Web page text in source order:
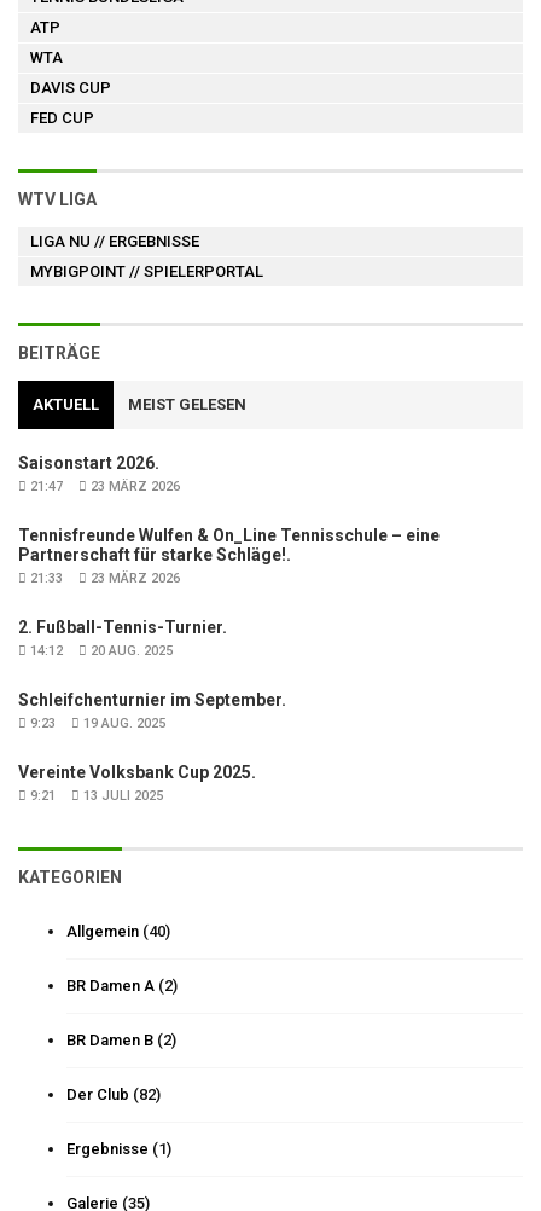
ATP
WTA
DAVIS CUP
FED CUP
WTV LIGA
LIGA NU // ERGEBNISSE
MYBIGPOINT // SPIELERPORTAL
BEITRÄGE
AKTUELL MEIST GELESEN
Saisonstart 2026.
21:47 23 MÄRZ 2026
Tennisfreunde Wulfen & On_Line Tennisschule – eine
Partnerschaft für starke Schläge!.
21:33 23 MÄRZ 2026
2. Fußball-Tennis-Turnier.
14:12 20 AUG. 2025
Schleifchenturnier im September.
9:23 19 AUG. 2025
Vereinte Volksbank Cup 2025.
9:21 13 JULI 2025
KATEGORIEN
Allgemein (40)
BR Damen A (2)
BR Damen B (2)
Der Club (82)
Ergebnisse (1)
Galerie (35)